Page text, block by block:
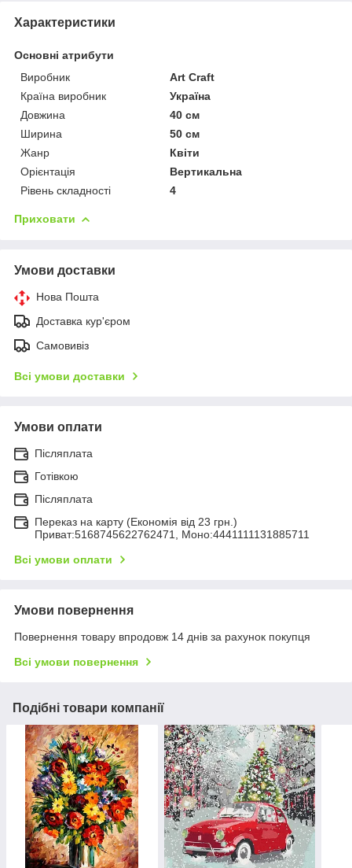
Характеристики
Основні атрибути
Виробник
Art Craft
Країна виробник
Україна
Довжина
40 см
Ширина
50 см
Жанр
Квіти
Орієнтація
Вертикальна
Рівень складності
4
Приховати
Умови доставки
Нова Пошта
Доставка кур'єром
Самовивіз
Всі умови доставки
Умови оплати
Післяплата
Готівкою
Післяплата
Переказ на карту (Економія від 23 грн.)
Приват:5168745622762471, Моно:4441111131885711
Всі умови оплати
Умови повернення
Повернення товару впродовж 14 днів за рахунок покупця
Всі умови повернення
Подібні товари компанії